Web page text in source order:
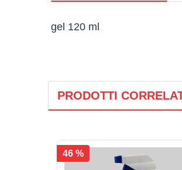
gel 120 ml
PRODOTTI
46 %